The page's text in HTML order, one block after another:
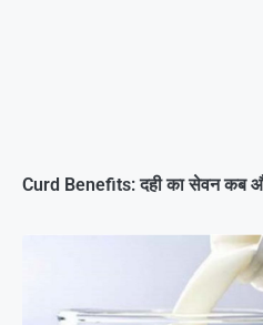
Curd Benefits: दही का सेवन कब